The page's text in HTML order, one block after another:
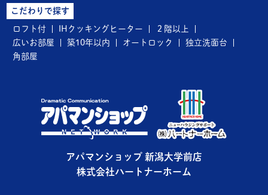
アパマンショップ 新潟大学前店
株式会社ハートナーホーム
こだわりで探す
ロフト付 IHクッキングヒーター
２階以上
広いお部屋
築10年以内 オートロック
独立洗面台
角部屋